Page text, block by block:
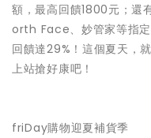
額，最高回饋1800元；還
orth Face、妙管家等指定
回饋達29%！這個夏天，
上站搶好康吧！
friDay購物迎夏補貨季